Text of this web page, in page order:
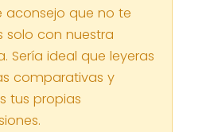
aconsejo que no te
solo con nuestra
Sería ideal que leyeras
comparativas y
tus propias